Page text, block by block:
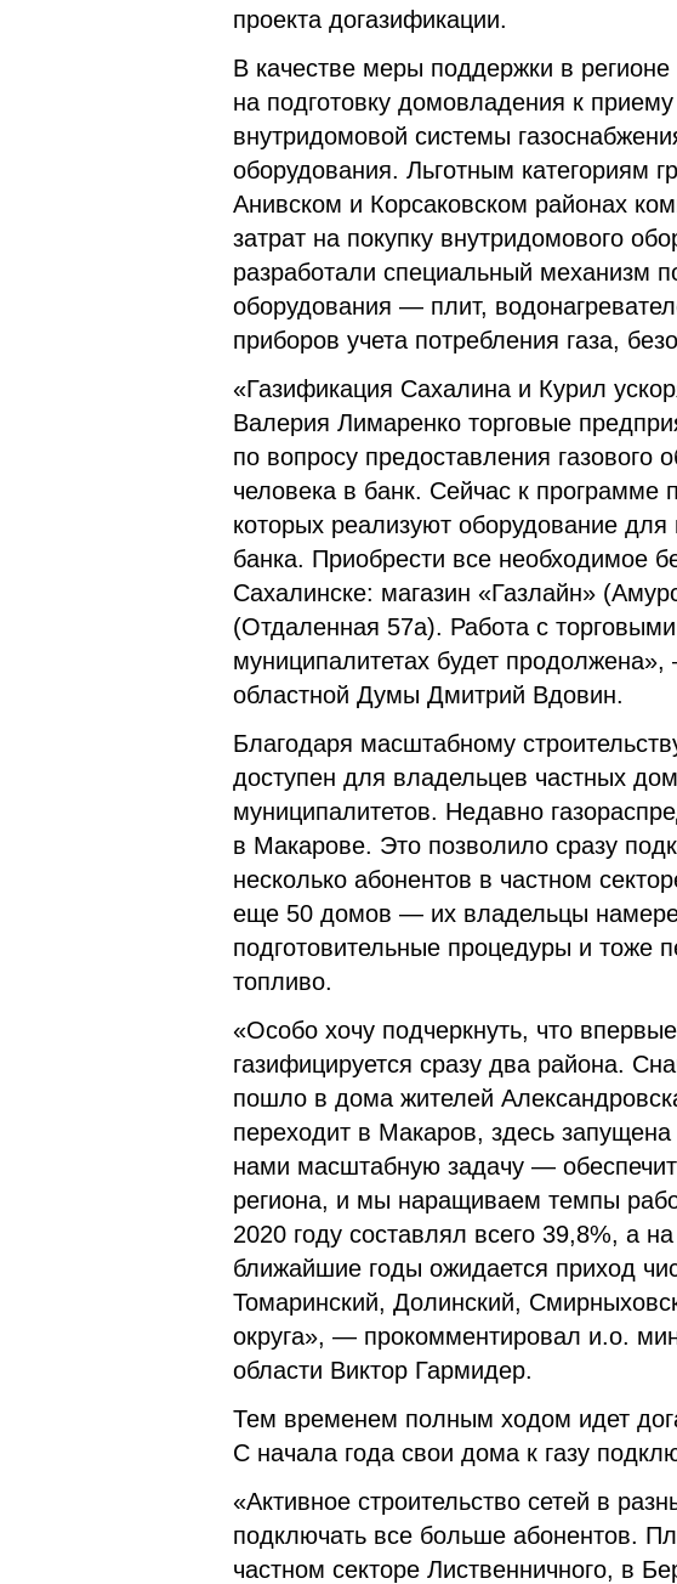
проекта догазификации.
В качестве меры поддержки в
на подготовку домовладения к
внутридомовой системы
оборудования. Льготным категориям
Анивском и Корсаковском районах
затрат на покупку внутридомового
разработали специальный механизм
оборудования — плит,
приборов учета потребления газа,
«Газификация Сахалина и Курил
Валерия Лимаренко торговые
по вопросу предоставления газового
человека в банк. Сейчас к программе
которых реализуют оборудование
банка. Приобрести все необходимое
Сахалинске: магазин «Газлайн»
(Отдаленная 57а). Работа с
муниципалитетах будет
областной Думы Дмитрий Вдовин.
Благодаря масштабному
доступен для владельцев частных
муниципалитетов. Недавно
в Макарове. Это позволило сразу
несколько абонентов в частном
еще 50 домов — их владельцы
подготовительные процедуры и тоже
топливо.
«Особо хочу подчеркнуть, что
газифицируется сразу два района.
пошло в дома жителей
переходит в Макаров, здесь
нами масштабную задачу —
региона, и мы наращиваем темпы
2020 году составлял всего 39,8%, а
ближайшие годы ожидается приход
Томаринский, Долинский,
округа», — прокомментировал и.о.
области Виктор Гармидер.
Тем временем полным ходом идет
С начала года свои дома к газу
«Активное строительство сетей в
подключать все больше абонентов.
частном секторе Лиственничного, в